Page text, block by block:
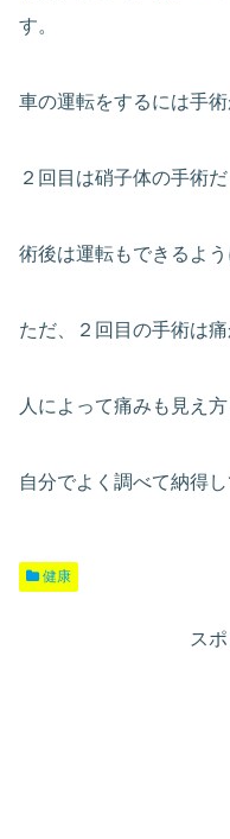
す。
車の運転をするには手
２回目は硝子体の手術だ
術後は運転もできるよう
ただ、２回目の手術は
人によって痛みも見え方
自分でよく調べて納得
健康
ス